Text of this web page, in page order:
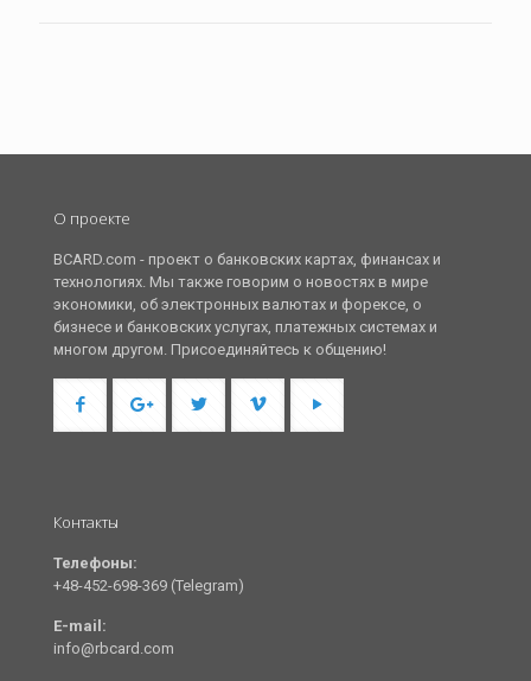
О проекте
BCARD.com - проект о банковских картах, финансах и
технологиях. Мы также говорим о новостях в мире
экономики, об электронных валютах и форексе, о
бизнесе и банковских услугах, платежных системах и
многом другом. Присоединяйтесь к общению!
Контакты
Телефоны:
+48-452-698-369 (Telegram)
E-mail:
info@rbcard.com